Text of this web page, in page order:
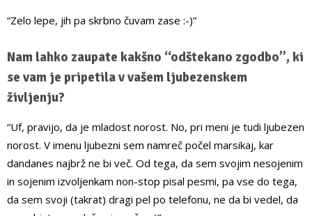
“Zelo lepe, jih pa skrbno čuvam zase :-)”
Nam lahko zaupate kakšno “odštekano zgodbo”, ki
se vam je pripetila v vašem ljubezenskem
življenju?
“Uf, pravijo, da je mladost norost. No, pri meni je tudi ljubezen
norost. V imenu ljubezni sem namreč počel marsikaj, kar
dandanes najbrž ne bi več. Od tega, da sem svojim nesojenim
in sojenim izvoljenkam non-stop pisal pesmi, pa vse do tega,
da sem svoji (takrat) dragi pel po telefonu, ne da bi vedel, da